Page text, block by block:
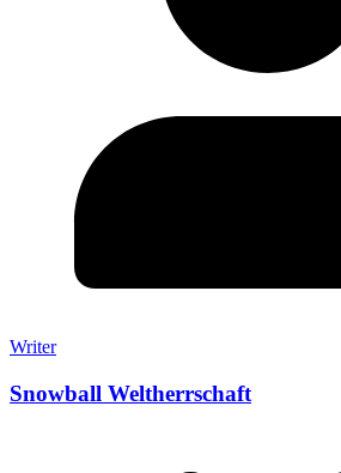
Writer
Snowball Weltherrschaft